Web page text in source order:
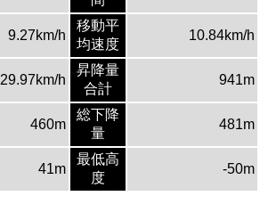
9.27km/h
移動平
均速度
10.84km/h
29.97km/h
昇降量
合計
941m
460m
総下降
量
481m
41m
最低高
度
-50m